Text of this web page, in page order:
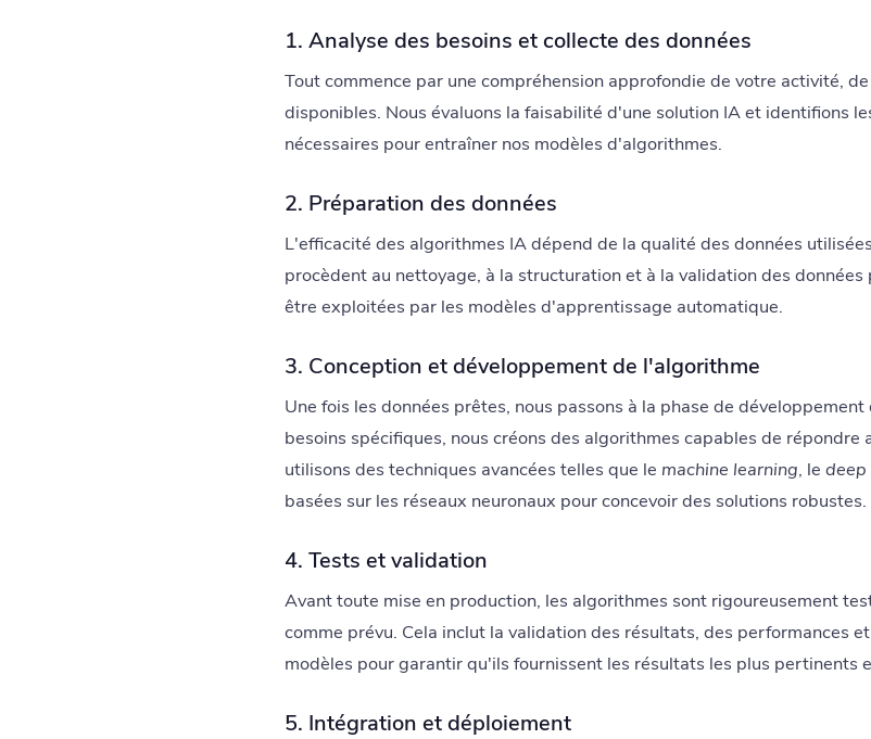
1. Analyse des besoins et collecte des données
Tout commence par une compréhension approfondie de votre activité,
disponibles. Nous évaluons la faisabilité d'une solution IA et identifions
nécessaires pour entraîner nos modèles d'algorithmes.
2. Préparation des données
L'efficacité des algorithmes IA dépend de la qualité des données
procèdent au nettoyage, à la structuration et à la validation des
être exploitées par les modèles d'apprentissage automatique.
3. Conception et développement de l'algorithme
Une fois les données prêtes, nous passons à la phase de
besoins spécifiques, nous créons des algorithmes capables de répondre
utilisons des techniques avancées telles que le machine learning, le deep
basées sur les réseaux neuronaux pour concevoir des solutions robustes.
4. Tests et validation
Avant toute mise en production, les algorithmes sont rigoureusement
comme prévu. Cela inclut la validation des résultats, des performances
modèles pour garantir qu'ils fournissent les résultats les plus pertinents
5. Intégration et déploiement